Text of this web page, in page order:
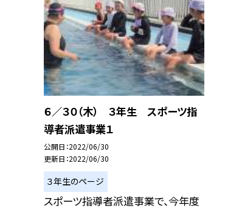
６／３０（木） ３年生 スポーツ指
導者派遣事業１
公開日 2022/06/30
更新日 2022/06/30
３年生のページ
スポーツ指導者派遣事業で、今年度